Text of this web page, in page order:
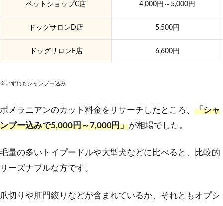
ペットショップC店 4,000円～5,000円
ドッグサロンD店 5,500円
ドッグサロンE店 6,600円
※いずれもシャンプー込み
ポメラニアンのカット料金をリサーチしたところ、 「シャ
ンプー込みで5,000円～7,000円」が相場でした。
毛量の多いトイプードルや大型犬などに比べると、比較的
リーズナブルな方です。
爪切りや肛門絞りなどが含まれているか、それともオプシ